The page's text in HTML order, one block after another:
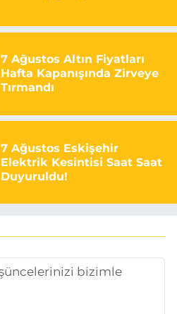
7 Ağustos Altın Fiyatları
Hafta Kapanışında Zirveye
Tırmandı
7 Ağustos Eskişehir
Elektrik Kesintisi Saat Saat
Duyuruldu!